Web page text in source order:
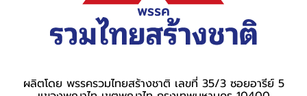
ผลิตโดย พรรครวมไทยสร้างชาติ เลขที่ 35/3 ซอยอารีย์ 5